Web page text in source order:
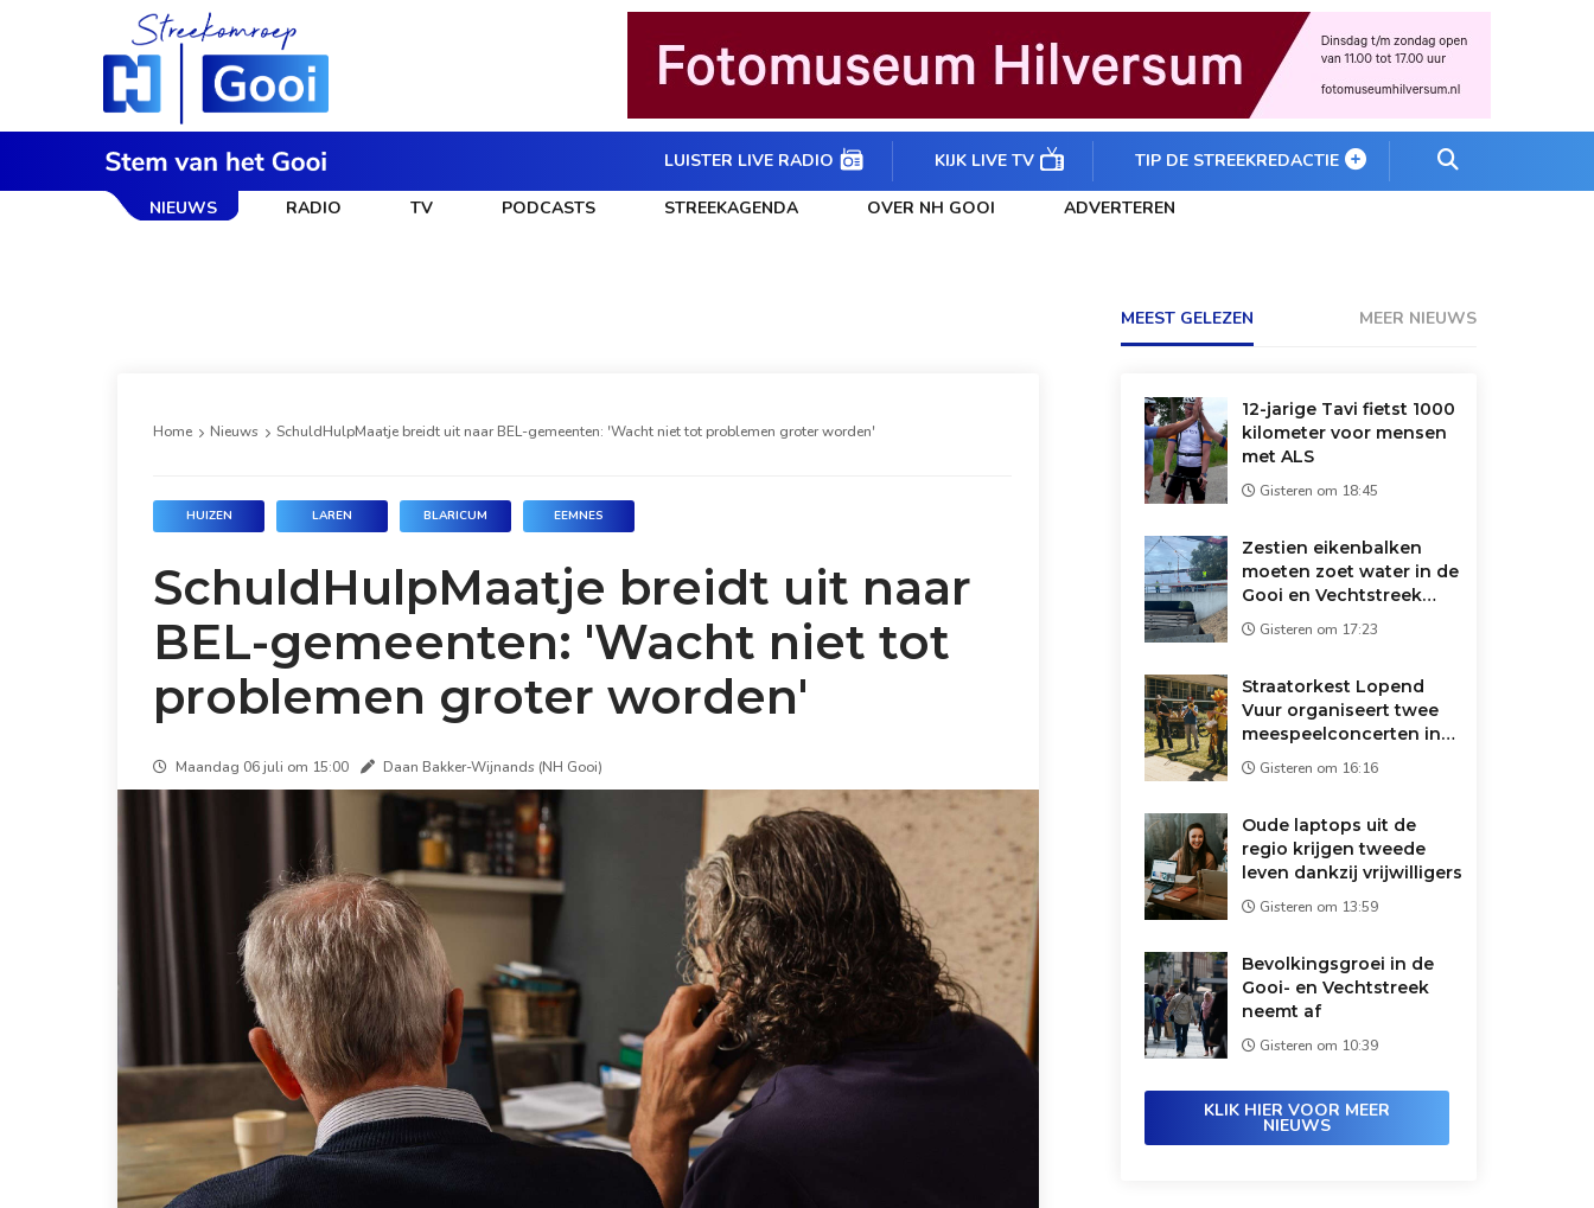
LUISTER LIVE RADIO KIJK LIVE TV TIP DE STREEKREDACTIE
NIEUWS RADIO TV PODCASTS STREEKAGENDA OVER NH GOOI ADVERTEREN
Home Nieuws SchuldHulpMaatje breidt uit naar BEL-gemeenten: 'Wacht niet tot problemen groter worden'
HUIZEN LAREN BLARICUM EEMNES
SchuldHulpMaatje breidt uit naar
BEL-gemeenten: 'Wacht niet tot
problemen groter worden'
Maandag 06 juli om 15:00 Daan Bakker-Wijnands (NH Gooi)
MEEST GELEZEN MEER NIEUWS
12-jarige Tavi fietst 1000
kilometer voor mensen
met ALS
Gisteren om 18:45
Zestien eikenbalken
moeten zoet water in de
Gooi en Vechtstreek
redden: 'Droger dan
1947'
Gisteren om 17:23
Straatorkest Lopend
Vuur organiseert twee
meespeelconcerten in
Wijdemeren
Gisteren om 16:16
Oude laptops uit de
regio krijgen tweede
leven dankzij vrijwilligers
Gisteren om 13:59
Bevolkingsgroei in de
Gooi- en Vechtstreek
neemt af
Gisteren om 10:39
KLIK HIER VOOR MEER
NIEUWS